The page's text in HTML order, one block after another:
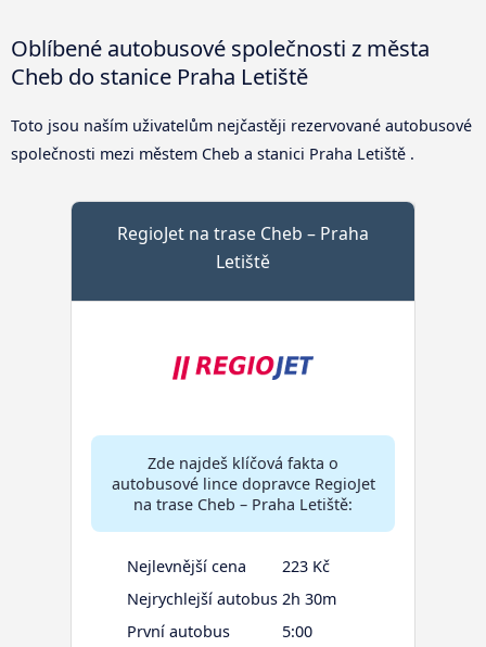
Oblíbené autobusové společnosti z města
Cheb do stanice Praha Letiště
Toto jsou naším uživatelům nejčastěji rezervované autobusové
společnosti mezi městem Cheb a stanici Praha Letiště .
RegioJet na trase Cheb – Praha
Letiště
Zde najdeš klíčová fakta o
autobusové lince dopravce RegioJet
na trase Cheb – Praha Letiště:
Nejlevnější cena
223 Kč
Nejrychlejší autobus 2h 30m
První autobus
5:00